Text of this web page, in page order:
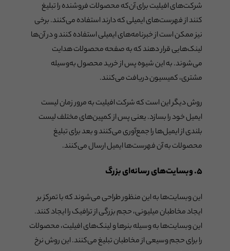
شرکت‌های افیلیت برای آن‌که محصولات فروشنده را تبلیغ
کنند از فهرست‌های ایمیلی که دارند استفاده می‌کنند. برخی
نیز ممکن است از خبرنامه‌های ایمیلی استفاده کنند و در آن‌ها
لینک‌هایی قرار دهند که به صفحه محصولات هدایت
می‌شوند. به این شیوه پس از خرید محصول به‌وسیله
مشتری، کمیسیون دریافت می‌کنند.
روش دیگر این است که شرکت افیلیت به مرور زمان لیست
ایمیل خود را بسازد. یعنی پس از کمپین‌های مختلف لیست
بلندی از ایمیل‌ها را جمع‌آوری می‌کنند و بعد برای تبلیغ
محصولات به آن فهرست‌ها ایمیل ارسال می‌کنند.
۵. وبسایت‌های رسانه‌ای بزرگ
این وبسایت‌ها به این منظور طراحی می‌شوند که با تمرکز بر
ایجاد مخاطبان میلیونی، حجم بزرگی از ترافیک را ایجاد کنند.
این وبسایت‌ها به وسیله بنرها و لینک‌های افیلیت، محصولات
را برای حجم وسیعی از مخاطبان تبلیغ می‌کنند. این روش نرخ